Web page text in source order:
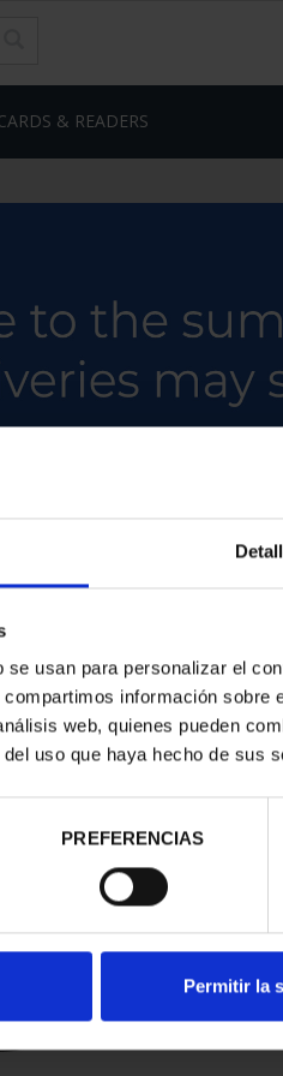
usan para personalizar el
información
web, quienes pueden
uso que haya hecho de sus
PREFERENCIAS
Permitir la
& READERS